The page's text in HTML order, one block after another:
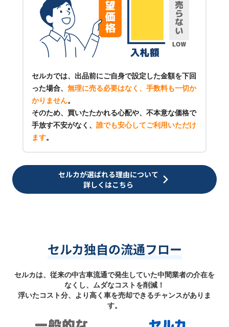
セルカでは、出品前にご自身で設定した金額を下回
った場合、 無理に売る必要はなく、手数料も一切か
かりません。
そのため、買いたたかれる心配や、不本意な価格で
手放す不安がなく、 誰でも安心してご利用いただけ
ます。
セルカが選ばれる理由について
詳しくはこちら
セルカ独自の流通フロー
セルカは、従来の中古車流通で発生していた中間業者の介在を
なくし、ムダなコストを削減！
浮いたコスト分、より高く車を売却できるチャンスがありま
す。